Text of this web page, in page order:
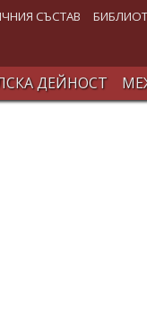
СЪСТАВ
ДЕЙНОСТ